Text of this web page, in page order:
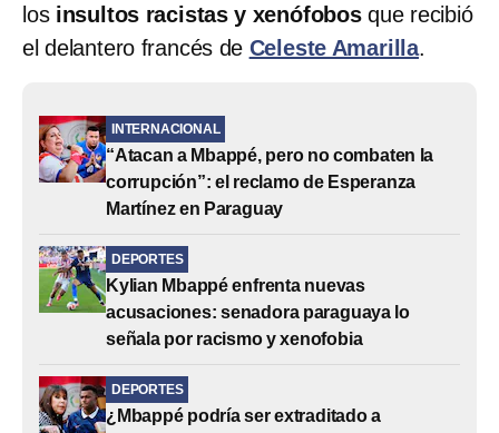
los insultos racistas y xenófobosque recibió
el delantero francés de Celeste Amarilla.
INTERNACIONAL
“Atacan a Mbappé, pero no combaten la
corrupción”: el reclamo de Esperanza
Martínez en Paraguay
DEPORTES
Kylian Mbappé enfrenta nuevas
acusaciones: senadora paraguaya lo
señala por racismo y xenofobia
DEPORTES
¿Mbappé podría ser extraditado a